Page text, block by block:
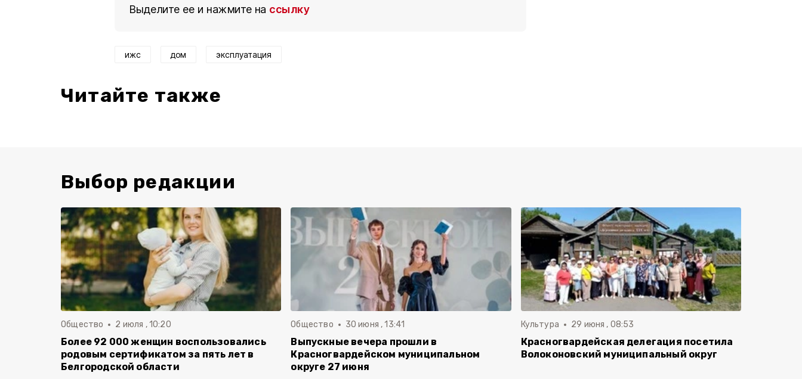
Выделите ее и нажмите на ссылку
ижс дом эксплуатация
Читайте также
Выбор редакции
Общество 2 июля , 10:20
Более 92 000 женщин воспользовались
родовым сертификатом за пять лет в
Белгородской области
Общество 30 июня , 13:41
Выпускные вечера прошли в
Красногвардейском муниципальном
округе 27 июня
Культура 29 июня , 08:53
Красногвардейская делегация посетила
Волоконовский муниципальный округ